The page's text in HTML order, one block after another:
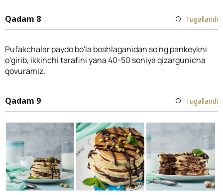
Qadam 8 Tugallandi
Pufakchalar paydo bo'la boshlaganidan so'ng pankeykni
o'girib, ikkinchi tarafini yana 40-50 soniya qizargunicha
qovuramiz.
Qadam 9 Tugallandi